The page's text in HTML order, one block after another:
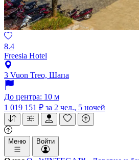
8.4
Freesia Hotel
3 Vuon Treo, Шапа
До центра: 10 м
1 019 151 ₽ за 2 чел., 5 ночей
Меню Войти